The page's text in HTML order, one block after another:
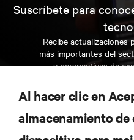
Suscríbete para
Recibe actualizaciones
más importantes del
y perspectivas de
Al hacer clic en
almacenamiento de